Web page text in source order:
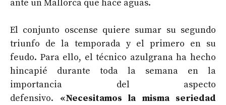
ante un Mallorca que hace aguas.
El conjunto oscense quiere sumar su segundo
triunfo de la temporada y el primero en su
feudo. Para ello, el técnico azulgrana ha hecho
hincapié durante toda la semana en la
importancia del aspecto
defensivo. «Necesitamos la misma seriedad